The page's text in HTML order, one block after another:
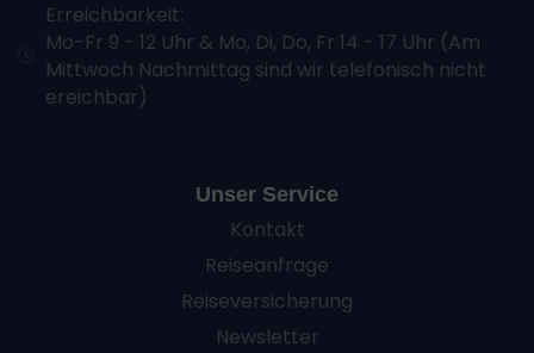
Erreichbarkeit:
Mo-Fr 9 - 12 Uhr & Mo, Di, Do, Fr 14 - 17 Uhr (Am
Mittwoch Nachmittag sind wir telefonisch nicht
ereichbar)
Unser Service
Kontakt
Reiseanfrage
Reiseversicherung
Newsletter